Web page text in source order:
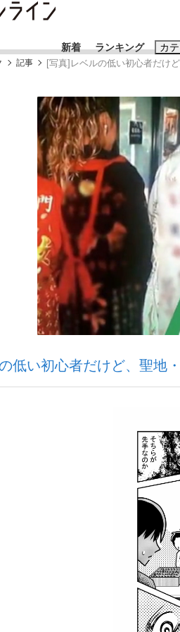
新着 ランキング カ
厳戒トーキョー滞在記》RM→渋谷
悪の空気のまま解散」WBC日本代表
マが悪者扱いされているのが悲しい」
から81年
おすすめの
#藤田晋
#三
#玉木雄一郎
記事 [写真]レベルの低い初心者だけ
低い初心者だけど、聖地